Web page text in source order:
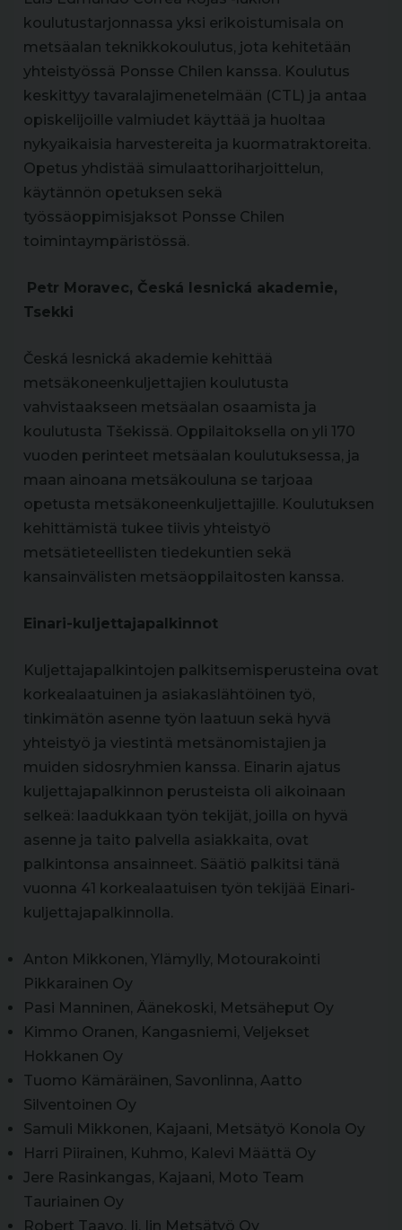
koulutustarjonnassa yksi erikoistumisala on
metsäalan teknikkokoulutus, jota kehitetään
yhteistyössä Ponsse Chilen kanssa. Koulutus
keskittyy tavaralajimenetelmään (CTL) ja antaa
opiskelijoille valmiudet käyttää ja huoltaa
nykyaikaisia harvestereita ja kuormatraktoreita.
Opetus yhdistää simulaattoriharjoittelun,
käytännön opetuksen sekä
työssäoppimisjaksot Ponsse Chilen
toimintaympäristössä.
Petr Moravec, Česká lesnická akademie,
Tsekki
Česká lesnická akademie kehittää
metsäkoneenkuljettajien koulutusta
vahvistaakseen metsäalan osaamista ja
koulutusta Tšekissä. Oppilaitoksella on yli 170
vuoden perinteet metsäalan koulutuksessa, ja
maan ainoana metsäkouluna se tarjoaa
opetusta metsäkoneenkuljettajille. Koulutuksen
kehittämistä tukee tiivis yhteistyö
metsätieteellisten tiedekuntien sekä
kansainvälisten metsäoppilaitosten kanssa.
Einari-kuljettajapalkinnot
Kuljettajapalkintojen palkitsemisperusteina ovat
korkealaatuinen ja asiakaslähtöinen työ,
tinkimätön asenne työn laatuun sekä hyvä
yhteistyö ja viestintä metsänomistajien ja
muiden sidosryhmien kanssa. Einarin ajatus
kuljettajapalkinnon perusteista oli aikoinaan
selkeä: laadukkaan työn tekijät, joilla on hyvä
asenne ja taito palvella asiakkaita, ovat
palkintonsa ansainneet. Säätiö palkitsi tänä
vuonna 41 korkealaatuisen työn tekijää Einari-
kuljettajapalkinnolla.
Anton Mikkonen, Ylämylly, Motourakointi
Pikkarainen Oy
Pasi Manninen, Äänekoski, Metsäheput Oy
Kimmo Oranen, Kangasniemi, Veljekset
Hokkanen Oy
Tuomo Kämäräinen, Savonlinna, Aatto
Silventoinen Oy
Samuli Mikkonen, Kajaani, Metsätyö Konola Oy
Harri Piirainen, Kuhmo, Kalevi Määttä Oy
Jere Rasinkangas, Kajaani, Moto Team
Tauriainen Oy
Robert Taavo, Ii, Iin Metsätyö Oy